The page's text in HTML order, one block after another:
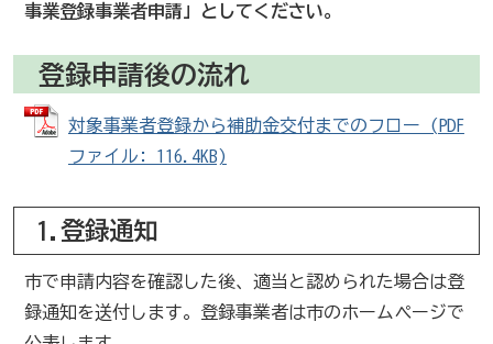
事業登録事業者申請」としてください。
登録申請後の流れ
対象事業者登録から補助金交付までのフロー (PDF
ファイル: 116.4KB)
1.登録通知
市で申請内容を確認した後、適当と認められた場合は登
録通知を送付します。登録事業者は市のホームページで